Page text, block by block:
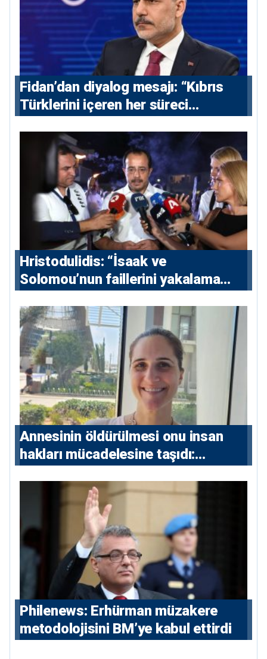
Fidan’dan diyalog mesajı: “Kıbrıs
Türklerini içeren her süreci
Hristodulidis: “İsaak ve
Solomou’nun faillerini yakalama
ve 5 uluslararası tutuklama emri
çıkarıldı”
Annesinin öldürülmesi onu insan
hakları mücadelesine taşıdı:
hikayesi
Philenews: Erhürman müzakere
metodolojisini BM’ye kabul ettirdi